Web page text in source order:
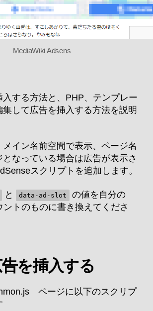
示
す
る
へ
の
MediaWiki Adsens
する方法と、PHP、テンプレー
集して広告を挿入する方法を説明
メイン名前空間で表示、ページ名
なっている場合は広告が表示さ
スクリプトを追加します。
と data-ad-slot
の値を自分の
トのものに書き換えてくださ
を挿入する
ページに以下のスクリプ